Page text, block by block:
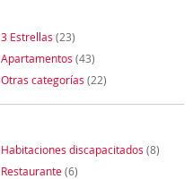
3 Estrellas (23)
Apartamentos (43)
Otras categorías (22)
Habitaciones discapacitados (8)
Restaurante(6)